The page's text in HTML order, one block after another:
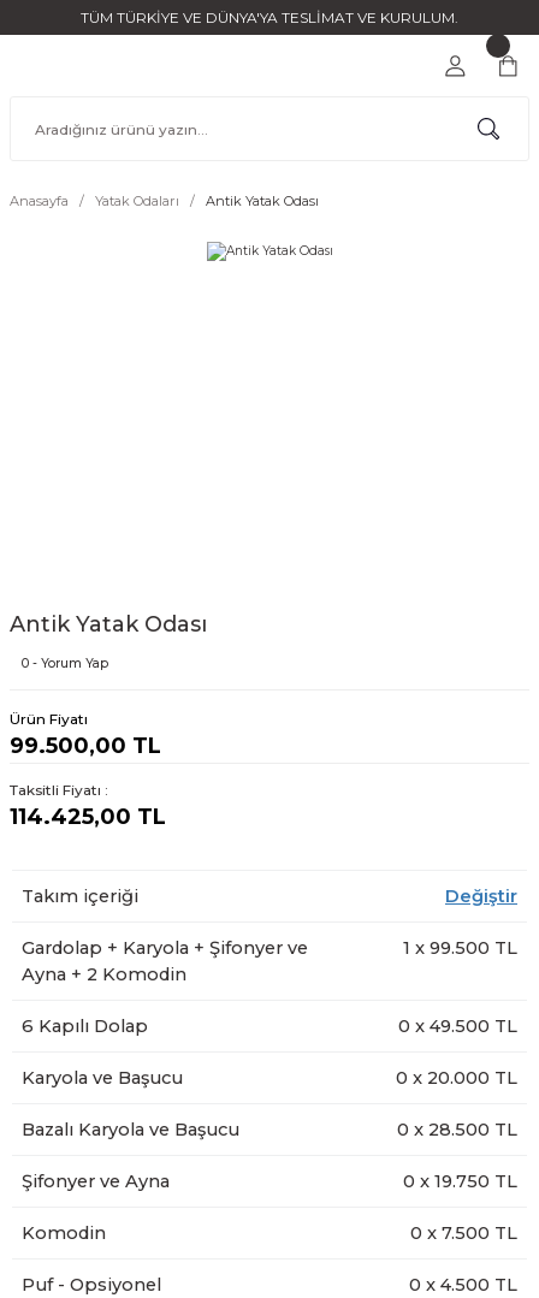
TÜM TÜRKİYE VE DÜNYA'YA TESLİMAT VE KURULUM.
Anasayfa Yatak Odaları Antik Yatak Odası
Antik Yatak Odası
0 - Yorum Yap
Ürün Fiyatı
99.500,00 TL
Taksitli Fiyatı :
114.425,00 TL
Takım içeriği Değiştir
Gardolap + Karyola + Şifonyer ve
Ayna + 2 Komodin
1 x 99.500 TL
6 Kapılı Dolap 0 x 49.500 TL
Karyola ve Başucu 0 x 20.000 TL
Bazalı Karyola ve Başucu 0 x 28.500 TL
Şifonyer ve Ayna 0 x 19.750 TL
Komodin 0 x 7.500 TL
Puf - Opsiyonel 0 x 4.500 TL